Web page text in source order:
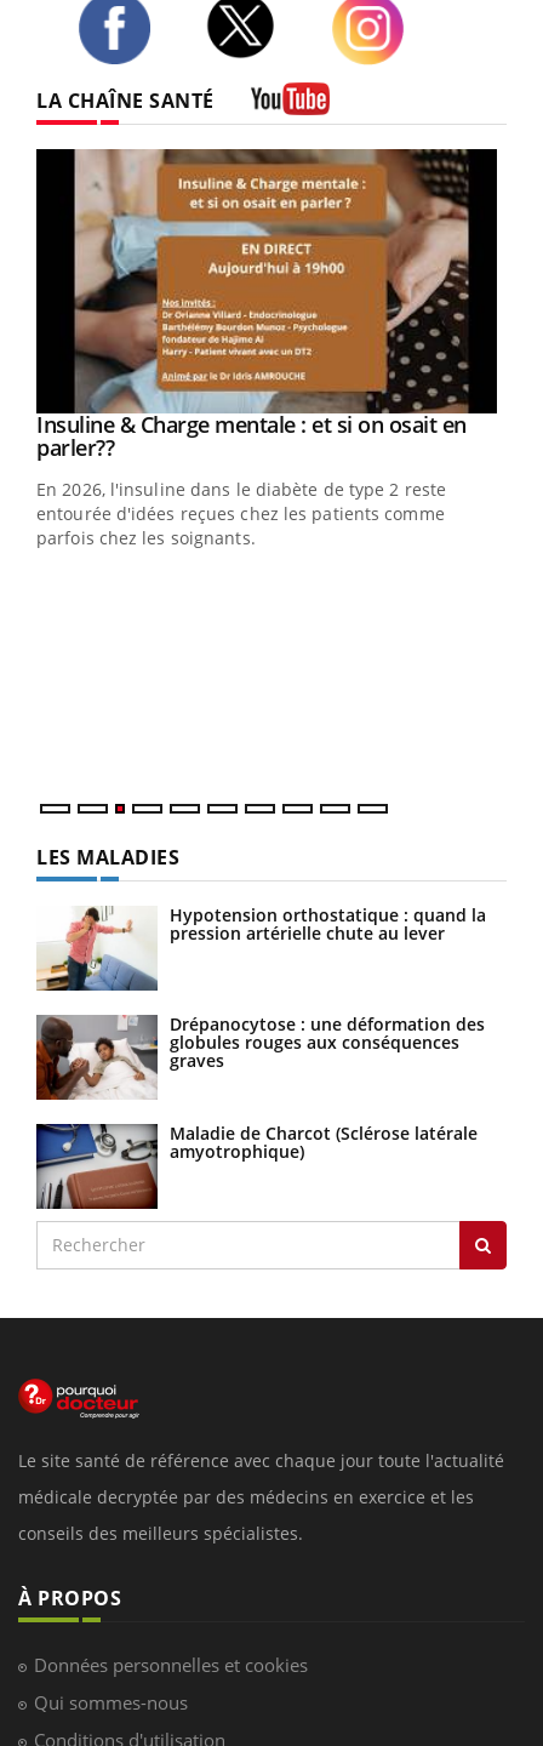
LA CHAÎNE SANTÉ
Youtube
Insuline & Charge mentale : et si on osait en
parler??Youtube
En 2026, l'insuline dans le diabète de type 2 reste
entourée d'idées reçues chez les patients comme
parfois chez les soignants.
Youtube
Eczéma Chronique des Mains : se préparer
pour l’été ! Youtube
L'été arrive… et avec lui, un tout nouveau rythme de vie !
Vacances, plage, piscine, soleil, activités en plein air…
Nos mains sont ...
LES MALADIES
Hypotension orthostatique : quand la
pression artérielle chute au lever
Drépanocytose : une déformation des
globules rouges aux conséquences
graves
Maladie de Charcot (Sclérose latérale
amyotrophique)
Le site santé de référence avec chaque jour toute l'actualité
médicale decryptée par des médecins en exercice et les
conseils des meilleurs spécialistes.
À PROPOS
Données personnelles et cookies
Qui sommes-nous
Conditions d'utilisation